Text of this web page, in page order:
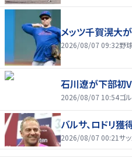
メッツ千賀滉大
2026/08/07 09:32野
石川遼が下部初
2026/08/07 10:54ゴ
バルサ、ロドリ
2026/08/07 00:21サ